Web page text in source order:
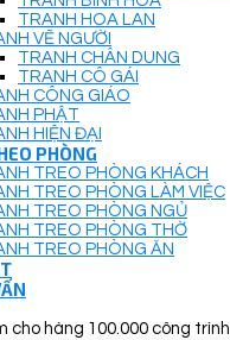
TRANH HOA LAN
VẼ NGƯỜI
TRANH CHÂN DUNG
TRANH CÔ GÁI
CÔNG GIÁO
PHẬT
HIỆN ĐẠI
PHÒNG
TREO PHÒNG KHÁCH
TREO PHÒNG LÀM VIỆC
TREO PHÒNG NGỦ
TREO PHÒNG THỜ
TREO PHÒNG ĂN
cho hàng 100.000 công trình